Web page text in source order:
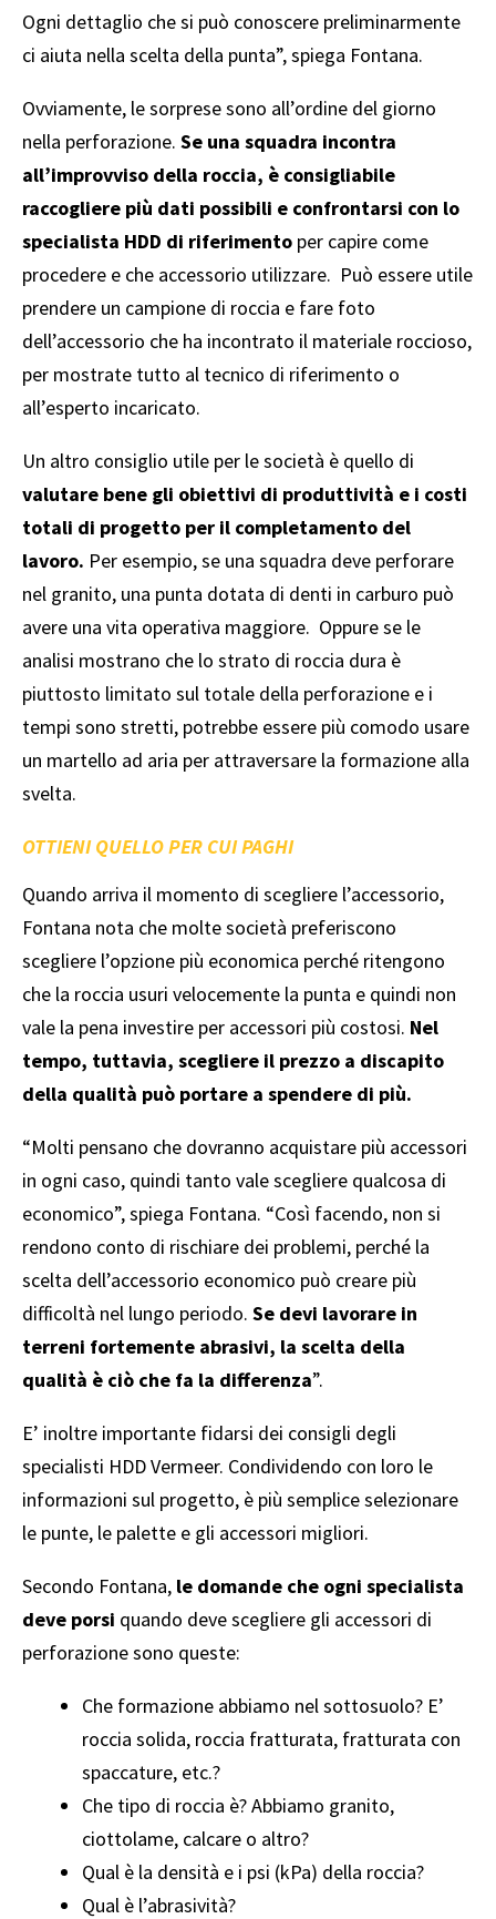
Ogni dettaglio che si può conoscere preliminarmente
ci aiuta nella scelta della punta”, spiega Fontana.
Ovviamente, le sorprese sono all’ordine del giorno
nella perforazione. Se una squadra incontra
all’improvviso della roccia, è consigliabile
raccogliere più dati possibili e confrontarsi con lo
specialista HDD di riferimento per capire come
procedere e che accessorio utilizzare. Può essere utile
prendere un campione di roccia e fare foto
dell’accessorio che ha incontrato il materiale roccioso,
per mostrate tutto al tecnico di riferimento o
all’esperto incaricato.
Un altro consiglio utile per le società è quello di
valutare bene gli obiettivi di produttività e i costi
totali di progetto per il completamento del
lavoro. Per esempio, se una squadra deve perforare
nel granito, una punta dotata di denti in carburo può
avere una vita operativa maggiore. Oppure se le
analisi mostrano che lo strato di roccia dura è
piuttosto limitato sul totale della perforazione e i
tempi sono stretti, potrebbe essere più comodo usare
un martello ad aria per attraversare la formazione alla
svelta.
OTTIENI QUELLO PER CUI PAGHI
Quando arriva il momento di scegliere l’accessorio,
Fontana nota che molte società preferiscono
scegliere l’opzione più economica perché ritengono
che la roccia usuri velocemente la punta e quindi non
vale la pena investire per accessori più costosi. Nel
tempo, tuttavia, scegliere il prezzo a discapito
della qualità può portare a spendere di più.
“Molti pensano che dovranno acquistare più accessori
in ogni caso, quindi tanto vale scegliere qualcosa di
economico”, spiega Fontana. “Così facendo, non si
rendono conto di rischiare dei problemi, perché la
scelta dell’accessorio economico può creare più
difficoltà nel lungo periodo. Se devi lavorare in
terreni fortemente abrasivi, la scelta della
qualità è ciò che fa la differenza”.
E’ inoltre importante fidarsi dei consigli degli
specialisti HDD Vermeer. Condividendo con loro le
informazioni sul progetto, è più semplice selezionare
le punte, le palette e gli accessori migliori.
Secondo Fontana, le domande che ogni specialista
deve porsi quando deve scegliere gli accessori di
perforazione sono queste:
Che formazione abbiamo nel sottosuolo? E’
roccia solida, roccia fratturata, fratturata con
spaccature, etc.?
Che tipo di roccia è? Abbiamo granito,
ciottolame, calcare o altro?
Qual è la densità e i psi (kPa) della roccia?
Qual è l’abrasività?